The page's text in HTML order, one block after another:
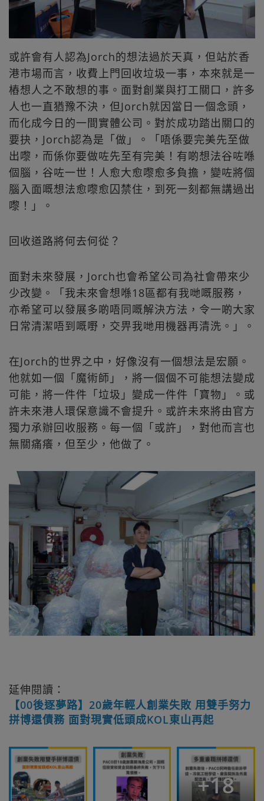
或許會有人認為Jorch的想法過於天真，但站於香
港市場而言，收費上門回收垃圾一事，本來就是一
樁想人之不敢想的事。面對創業與打工關口，許多
人也一直猶豫不決，但Jorch就因當日一個念頭，
而化成今日的一間實體公司。對於成功踏出關口的
要抉，Jorch認為是「做」。「唔係要完美先至做
出嚟，而係你要做咗先至有完美！有啲想法谷咗喺
個腦，谷咗一世！人愈大愈嚟愈多負擔，變咗將個
腦入面嘅想法愈嚟愈囚禁住，到死一刻都無講過出
嚟！」。
回收道路將何去何從？
面對未來發展，Jorch也會希望公司為社會帶來少
少改變。「我未來會想喺18區都有我哋嘅服務，
亦希望可以發展多啲唔同嘅解決方法，令一啲大家
日常清潔唔到嘅嘢，交畀我哋用機器再清洗。」。
在Jorch的世界之中，好像沒有一個想法是宏願。
他就如一個「魔術師」，將一個個不可能想法變成
可能，將一件件「垃圾」變成一件件「寶物」。或
許未來港人環保意識不會提升。或許未來將由官方
獨力承辦回收服務。每一個「或許」，對他而言也
無關痛癢，但至少，他做了。
延伸閱讀：
【00後逐夢路】20歲年輕人創業失敗 用雙手努力
拼博還債務 面對現實低頭成KOL東山再起
+18